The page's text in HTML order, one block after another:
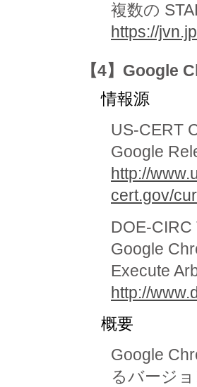
複数の
https://
【4】Google
情報源
US-CERT
Google
http://
cert.gov/
DOE-CIRC
Google
Execute
http://
概要
Google
るバージ